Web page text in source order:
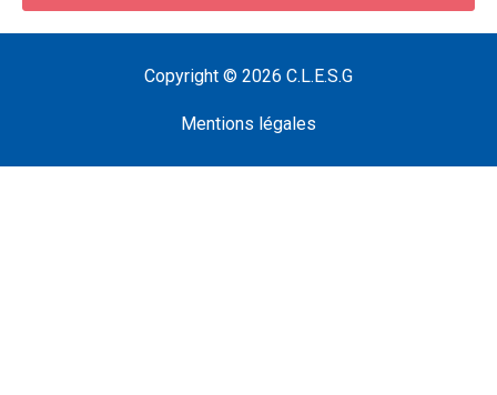
Copyright © 2026 C.L.E.S.G
Mentions légales